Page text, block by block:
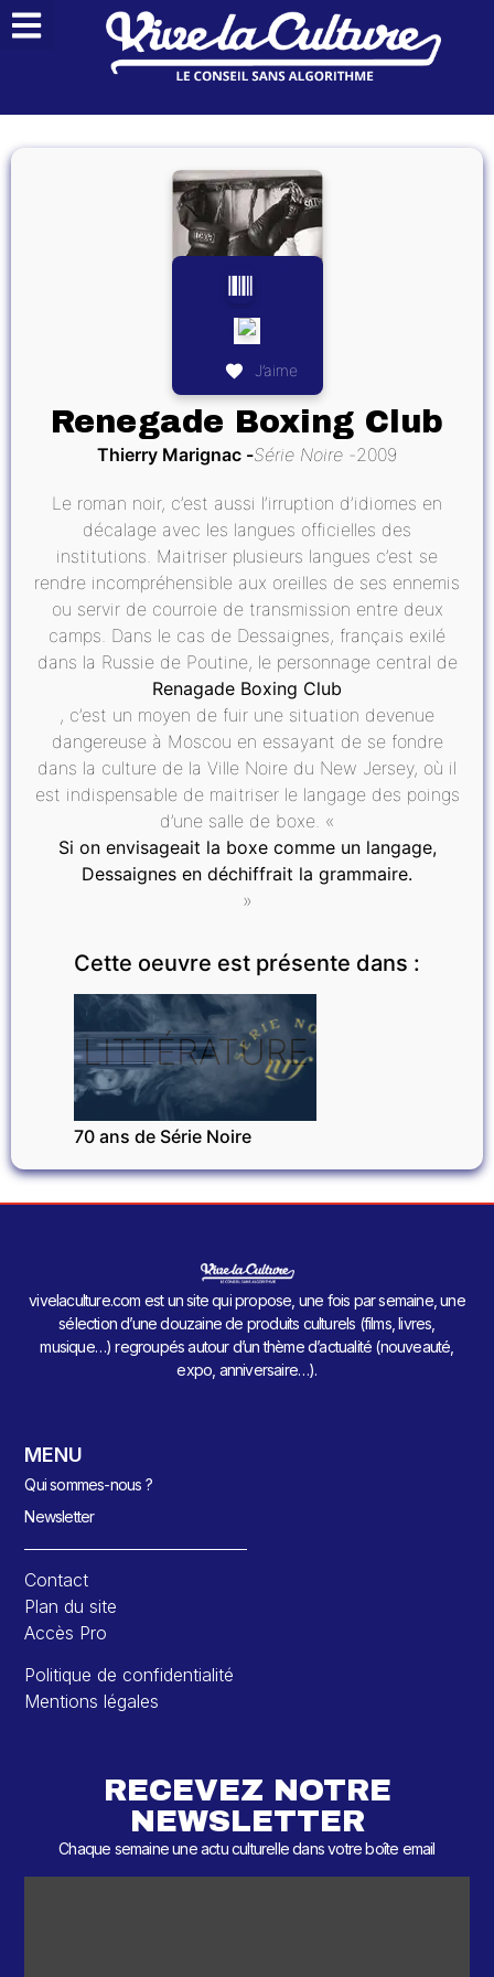
J’aime
Renegade Boxing Club
Thierry Marignac Série Noire 2009
Le roman noir, c’est aussi l’irruption d’idiomes en
décalage avec les langues officielles des
institutions. Maitriser plusieurs langues c’est se
rendre incompréhensible aux oreilles de ses ennemis
ou servir de courroie de transmission entre deux
camps. Dans le cas de Dessaignes, français exilé
dans la Russie de Poutine, le personnage central de
Renagade Boxing Club
, c’est un moyen de fuir une situation devenue
dangereuse à Moscou en essayant de se fondre
dans la culture de la Ville Noire du New Jersey, où il
est indispensable de maitriser le langage des poings
d’une salle de boxe. «
Si on envisageait la boxe comme un langage,
Dessaignes en déchiffrait la grammaire.
»
Cette oeuvre est présente dans :
LITTÉRATURE
70 ans de Série Noire
vivelaculture.com est un site qui propose, une fois par semaine, une
sélection d’une douzaine de produits culturels (films, livres,
musique…) regroupés autour d’un thème d’actualité (nouveauté,
expo, anniversaire…).
MENU
Qui sommes-nous ?
Newsletter
Contact
Plan du site
Accès Pro
Politique de confidentialité
Mentions légales
RECEVEZ NOTRE
NEWSLETTER
Chaque semaine une actu culturelle dans votre boîte email